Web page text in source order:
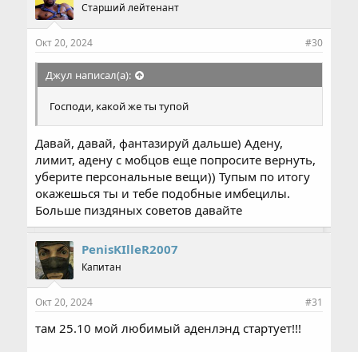
Старший лейтенант
Окт 20, 2024 #30
Джул написал(а):
Господи, какой же ты тупой
Давай, давай, фантазируй дальше) Адену,
лимит, адену с мобцов еще попросите вернуть,
уберите персональные вещи)) Тупым по итогу
окажешься ты и тебе подобные имбецилы.
Больше пиздяных советов давайте
PenisKIlleR2007
Капитан
Окт 20, 2024 #31
там 25.10 мой любимый аденлэнд стартует!!!